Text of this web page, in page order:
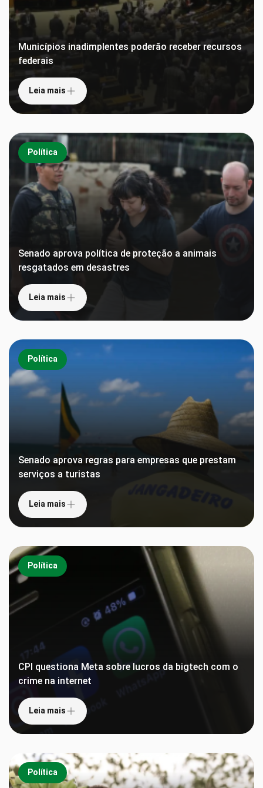
Municípios inadimplentes poderão receber recursos
federais
Leia mais
Política
Senado aprova política de proteção a animais
resgatados em desastres
Leia mais
Política
Senado aprova regras para empresas que prestam
serviços a turistas
Leia mais
Política
CPI questiona Meta sobre lucros da bigtech com o
crime na internet
Leia mais
Política